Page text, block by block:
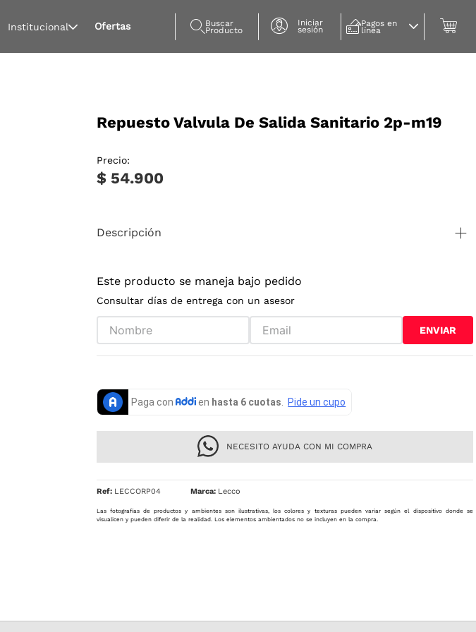
Institucional Ofertas Buscar
Producto
Iniciar
sesión
Pagos en
línea
Repuesto Valvula De Salida Sanitario 2p-m19
Precio:
$ 54.900
Descripción
Este producto se maneja bajo pedido
Consultar días de entrega con un asesor
ENVIAR
NECESITO AYUDA CON MI COMPRA
Ref: LECCORP04 Lecco
Las fotografías de productos y ambientes son ilustrativas, los colores y texturas pueden variar según el dispositivo donde se
visualicen y pueden diferir de la realidad. Los elementos ambientados no se incluyen en la compra.